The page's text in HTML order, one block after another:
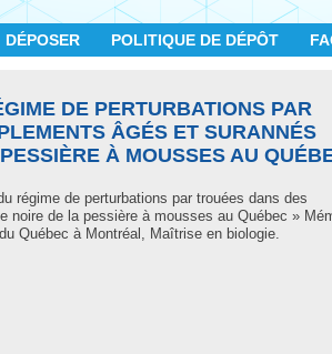
DÉPOSER POLITIQUE DE DÉPÔT
DE PERTURBATIONS PAR
ÂGÉS ET SURANNÉS
À MOUSSES AU
régime de perturbations par trouées dans des
noire de la pessière à mousses au Québec »
Québec à Montréal, Maîtrise en biologie.